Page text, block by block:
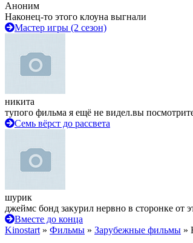
Аноним
Наконец-то этого клоуна выгнали
Мастер игры (2 сезон)
никита
тупого фильма я ещё не видел.вы
Семь вёрст до рассвета
шурик
джеймс бонд закурил нервно в сторонке от
Вместе до конца
Kinostart » Фильмы » Зарубежные фильмы »